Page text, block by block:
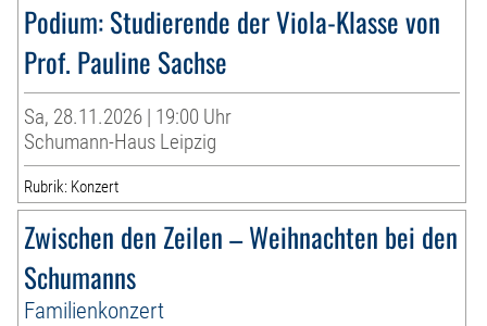
Podium: Studierende der Viola-Klasse von
Prof. Pauline Sachse
Sa, 28.11.2026 | 19:00 Uhr
Schumann-Haus Leipzig
Rubrik: Konzert
Zwischen den Zeilen – Weihnachten bei den
Schumanns
Familienkonzert